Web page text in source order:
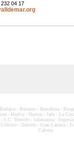
232 04 17
Badajoz- Baleares- Barcelona-
- Huelva- Huesca- Jaén - La
S.C. Tenerife- Salamanca- Segovia
Hierro- Tenerife- Gran Canaria-
Cabrera